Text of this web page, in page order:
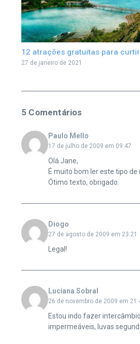
12 atrações gratuitas para
27 de janeiro de 2021
5 Comentários
Paulo Mello
17 de julho de 2009 em 09:47
Olá Jane,
É muito bom ler este tipo
Ótimo texto, obrigado.
Diogo
27 de agosto de 2009 em 23:21
Legal!
Luciana Sobral
26 de novembro de 2009 em
Estou indo fazer
impermeáveis, luvas